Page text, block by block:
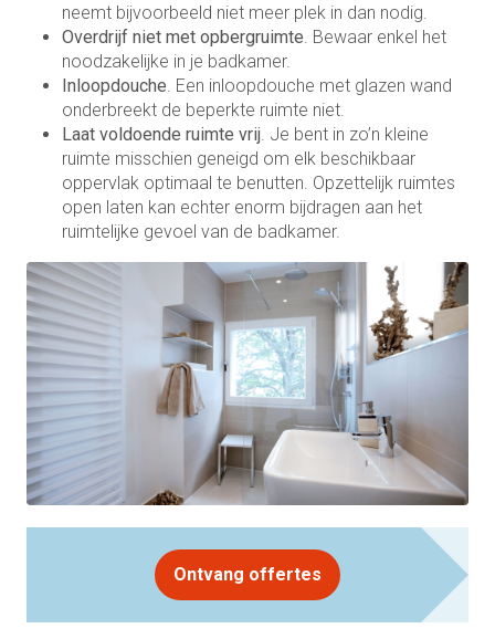
neemt bijvoorbeeld niet meer plek in dan nodig.
Overdrijf niet met opbergruimte . Bewaar enkel het
noodzakelijke in je badkamer.
Inloopdouche . Een inloopdouche met glazen wand
onderbreekt de beperkte ruimte niet.
Laat voldoende ruimte vrij . Je bent in zo’n kleine
ruimte misschien geneigd om elk beschikbaar
oppervlak optimaal te benutten. Opzettelijk ruimtes
open laten kan echter enorm bijdragen aan het
ruimtelijke gevoel van de badkamer.
Ontvang offertes